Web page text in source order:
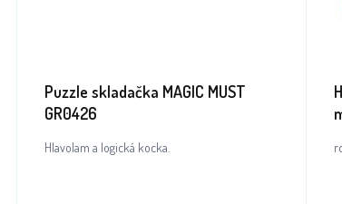
Puzzle skladačka MAGIC MUST
GR0426
Hlavolam a logická kocka.